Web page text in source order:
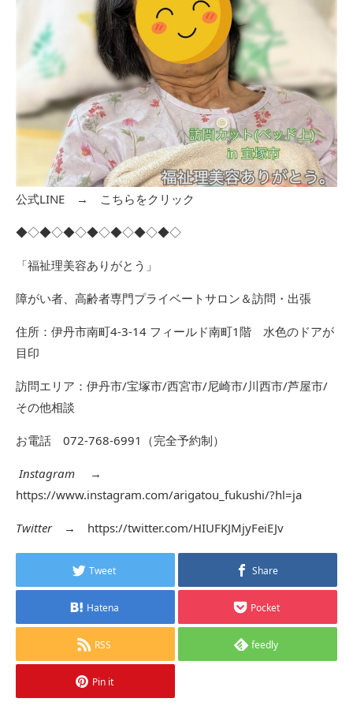
公式LINE → こちらをクリック
◆◇◆◇◆◇◆◇◆◇◆◇◆◇
「福祉理美容ありがとう」
障がい者、高齢者専門プライベートサロン＆訪問・出張
住所：伊丹市南町4-3-14 フィールド南町1階 水色のドアが
目印
訪問エリア：伊丹市/宝塚市/西宮市/尼崎市/川西市/芦屋市/
その他相談
お電話 072-768-6991（完全予約制）
Instagram →
https://www.instagram.com/arigatou_fukushi/?hl=ja
Twitter→ https://twitter.com/HIUFKJMjyFeiEJv
Tweet Share
Hatena Pocket
RSS feedly
Pin it